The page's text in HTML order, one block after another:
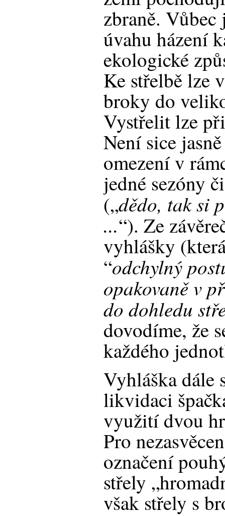
zbraně.
úvahu házení
ekologické
Ke střelbě lze
broky do
Vystřelit lze
Není sice
omezení v
jedné sezóny
(„dědo, tak si
...“). Ze
vyhlášky
“odchylný
opakovaně v
do dohledu
dovodíme, že
každého
Vyhláška dále
likvidaci
využití dvou
Pro
označení
střely
však střely s